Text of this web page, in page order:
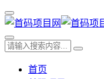
首页